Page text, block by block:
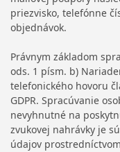
priezvisko, telefónne
objednávok.
Právnym základom
ods. 1 písm. b)
telefonického hovoru
GDPR. Spracúvanie
nevyhnutné na
zvukovej nahrávky je
údajov